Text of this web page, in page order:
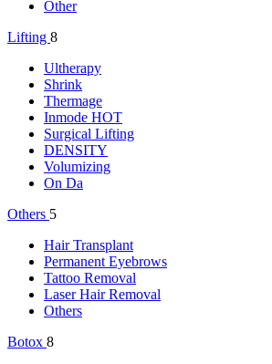
Other
Lifting 8
Ultherapy
Shrink
Thermage
Inmode HOT
Surgical Lifting
DENSITY
Volumizing
On Da
Others 5
Hair Transplant
Permanent Eyebrows
Tattoo Removal
Laser Hair Removal
Others
Botox 8